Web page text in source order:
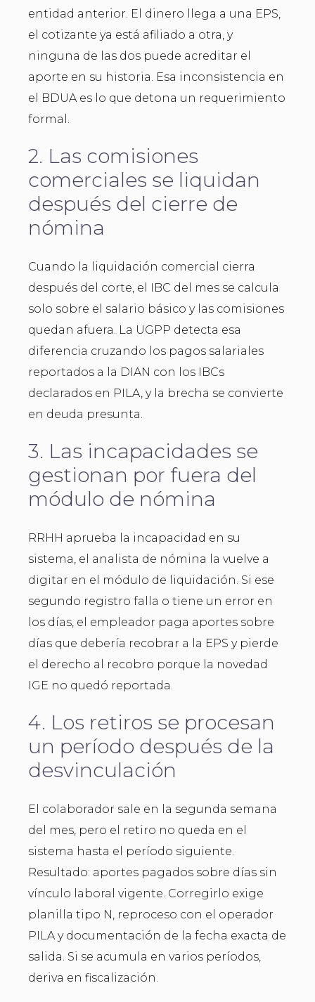
entidad anterior. El dinero llega a una EPS,
el cotizante ya está afiliado a otra, y
ninguna de las dos puede acreditar el
aporte en su historia. Esa inconsistencia en
el BDUA es lo que detona un requerimiento
formal.
2. Las comisiones
comerciales se liquidan
después del cierre de
nómina
Cuando la liquidación comercial cierra
después del corte, el IBC del mes se calcula
solo sobre el salario básico y las comisiones
quedan afuera. La UGPP detecta esa
diferencia cruzando los pagos salariales
reportados a la DIAN con los IBCs
declarados en PILA, y la brecha se convierte
en deuda presunta.
3. Las incapacidades se
gestionan por fuera del
módulo de nómina
RRHH aprueba la incapacidad en su
sistema, el analista de nómina la vuelve a
digitar en el módulo de liquidación. Si ese
segundo registro falla o tiene un error en
los días, el empleador paga aportes sobre
días que debería recobrar a la EPS y pierde
el derecho al recobro porque la novedad
IGE no quedó reportada.
4. Los retiros se procesan
un período después de la
desvinculación
El colaborador sale en la segunda semana
del mes, pero el retiro no queda en el
sistema hasta el período siguiente.
Resultado: aportes pagados sobre días sin
vínculo laboral vigente. Corregirlo exige
planilla tipo N, reproceso con el operador
PILA y documentación de la fecha exacta de
salida. Si se acumula en varios períodos,
deriva en fiscalización.